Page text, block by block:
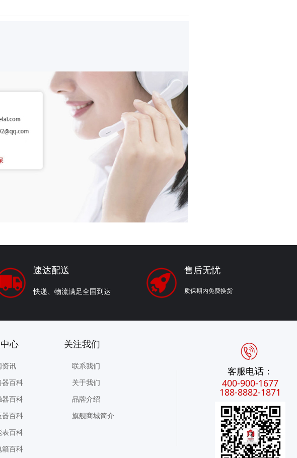
速达配送
快递、物流满足全国到达
售后无忧
质保期内免费换货
心 关注我们
客服电话：
400-900-1677
188-8882-1871
资讯
器百科
器百科
器百科
表百科
箱百科
联系我们
关于我们
品牌介绍
旗舰商城简介